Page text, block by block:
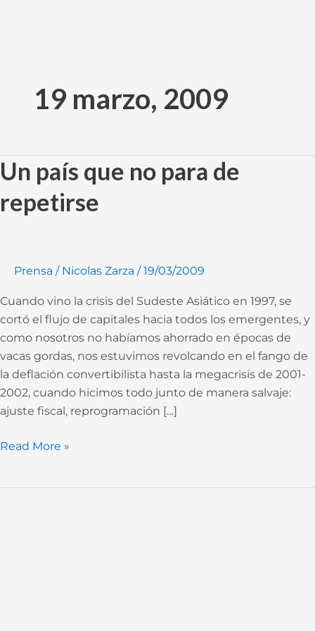
contenido19 marzo, 2009
Un país que no para de
repetirse
Prensa / Nicolas Zarza /19/03/2009
Cuando vino la crisis del Sudeste Asiático en 1997, se
cortó el flujo de capitales hacia todos los emergentes, y
como nosotros no habíamos ahorrado en épocas de
vacas gordas, nos estuvimos revolcando en el fango de
la deflación convertibilista hasta la megacrisis de 2001-
2002, cuando hicimos todo junto de manera salvaje:
ajuste fiscal, reprogramación […]
Un
país
que
repetirse
Read More »